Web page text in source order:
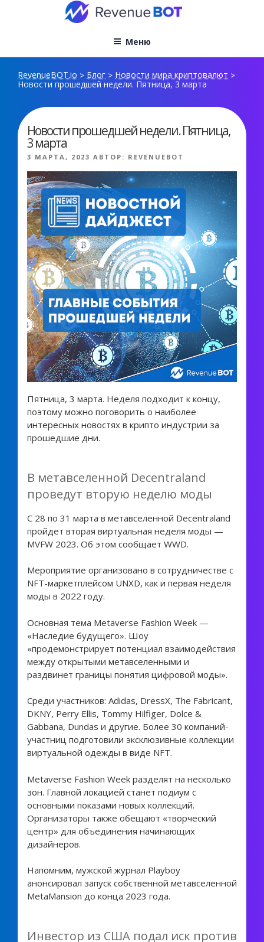
Меню
RevenueBOT.io > Блог > Новости мира криптовалют >
Новости прошедшей недели. Пятница, 3 марта
Новости прошедшей недели. Пятница,
3 марта
ОПУБЛИКОВАНО
3 МАРТА, 2023 АВТОР: REVENUEBOT
Пятница, 3 марта. Неделя подходит к концу,
поэтому можно поговорить о наиболее
интересных новостях в крипто индустрии за
прошедшие дни.
В метавселенной Decentraland
проведут вторую неделю моды
С 28 по 31 марта в метавселенной Decentraland
пройдет вторая виртуальная неделя моды —
MVFW 2023. Об этом сообщает WWD.
Мероприятие организовано в сотрудничестве с
NFT-маркетплейсом UNXD, как и первая неделя
моды в 2022 году.
Основная тема Metaverse Fashion Week —
«Наследие будущего». Шоу
«продемонстрирует потенциал взаимодействия
между открытыми метавселенными и
раздвинет границы понятия цифровой моды».
Среди участников: Adidas, DressX, The Fabricant,
DKNY, Perry Ellis, Tommy Hilfiger, Dolce &
Gabbana, Dundas и другие. Более 30 компаний-
участниц подготовили эксклюзивные коллекции
виртуальной одежды в виде NFT.
Metaverse Fashion Week разделят на несколько
зон. Главной локацией станет подиум с
основными показами новых коллекций.
Организаторы также обещают «творческий
центр» для объединения начинающих
дизайнеров.
Напомним, мужской журнал Playboy
анонсировал запуск собственной метавселенной
MetaMansion до конца 2023 года.
Инвестор из США подал иск против